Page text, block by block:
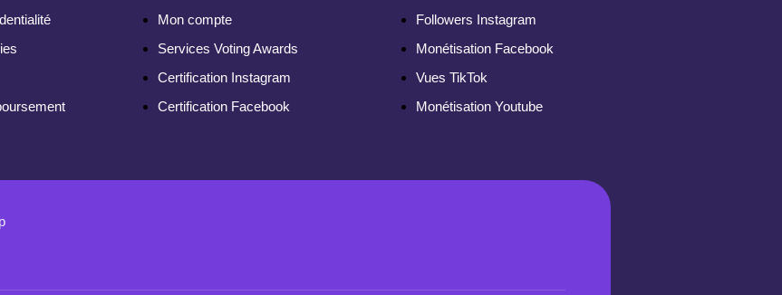
Mon compte
Services Voting Awards
Certification Instagram
Certification Facebook
Followers Instagram
Monétisation Facebook
Vues TikTok
Monétisation Youtube